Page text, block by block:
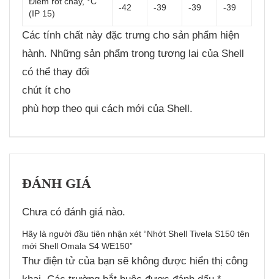
(IP 15)
-42 -39 -39 -39
Các tính chất này đặc trưng cho sản phẩm hiện
hành. Những sản phẩm trong tương lai của Shell
có thể thay đổi
chút ít cho
phù hợp theo qui cách mới của Shell.
ĐÁNH GIÁ
Chưa có đánh giá nào.
Hãy là người đầu tiên nhận xét “Nhớt Shell Tivela S150 tên
mới Shell Omala S4 WE150”
Thư điện tử của bạn sẽ không được hiển thị công